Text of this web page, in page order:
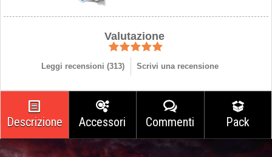
Valutazione
Leggi recensioni (313) Scrivi una recensione
Descrizione Accessori Commenti Pack